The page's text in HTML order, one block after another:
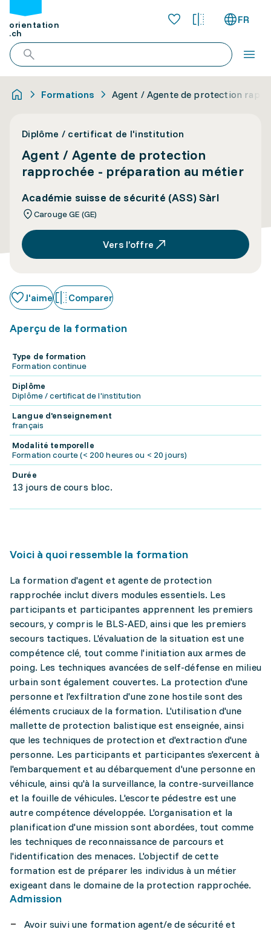
orientation
.ch
FR
Formations Agent / Agente de protection
Diplôme / certificat de l'institution
Agent / Agente de protection
rapprochée - préparation au métier
Académie suisse de sécurité (ASS) Sàrl
Carouge GE (GE)
Vers l’offre
J'aime Comparer
Aperçu de la formation
Type de formation
Formation continue
Diplôme
Diplôme / certificat de l'institution
Langue d'enseignement
français
Modalité temporelle
Formation courte (< 200 heures ou < 20 jours)
Durée
13 jours de cours bloc.
Voici à quoi ressemble la formation
La formation d'agent et agente de protection
rapprochée inclut divers modules essentiels. Les
participants et participantes apprennent les premiers
secours, y compris le BLS-AED, ainsi que les premiers
secours tactiques. L'évaluation de la situation est une
compétence clé, tout comme l'initiation aux armes de
poing. Les techniques avancées de self-défense en milieu
urbain sont également couvertes. La protection d'une
personne et l'exfiltration d'une zone hostile sont des
éléments cruciaux de la formation. L'utilisation d'une
mallette de protection balistique est enseignée, ainsi
que les techniques de protection et d'extraction d'une
personne. Les participants et participantes s'exercent à
l'embarquement et au débarquement d'une personne en
véhicule, ainsi qu'à la surveillance, la contre-surveillance
et la fouille de véhicules. L'escorte pédestre est une
autre compétence développée. L'organisation et la
planification d'une mission sont abordées, tout comme
les techniques de reconnaissance de parcours et
l'identification des menaces. L'objectif de cette
formation est de préparer les individus à un métier
exigeant dans le domaine de la protection rapprochée.
Admission
Avoir suivi une formation agent/e de sécurité et